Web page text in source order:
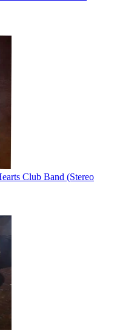
Club Band (Stereo